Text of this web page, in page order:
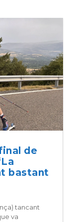
de
bastant
tancant
va